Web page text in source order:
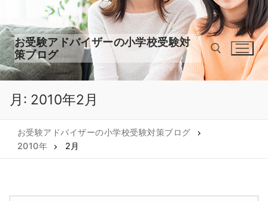
キ
ッ
プ
お受験アドバイザーの小学校受験対
策ブログ
月: 2010年2月
お受験アドバイザーの小学校受験対策ブログ
2010年
2月